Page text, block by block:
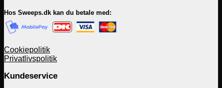
Hos Sweeps.dk kan du betale med:
Cookiepolitik
Privatlivspolitik
Kundeservice